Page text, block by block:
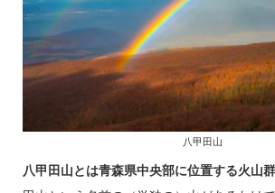
八甲田山
八甲田山とは青森県中央部に位置する火山群